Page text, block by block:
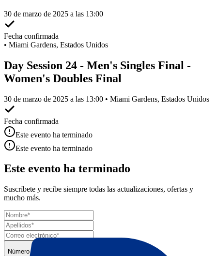
30 de marzo de 2025 a las 13:00
Fecha confirmada
• Miami Gardens, Estados Unidos
Day Session 24 - Men's Singles Final -
Women's Doubles Final
30 de marzo de 2025 a las 13:00 • Miami Gardens, Estados Unidos
Fecha confirmada
Este evento ha terminado
Este evento ha terminado
Este evento ha terminado
Suscríbete y recibe siempre todas las actualizaciones, ofertas y
mucho más.
Número de entradas*